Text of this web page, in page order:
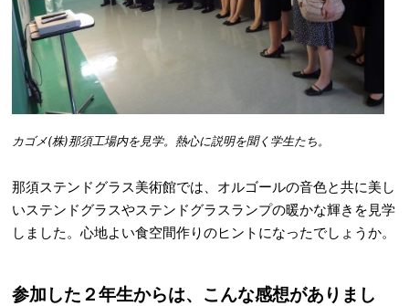
カゴメ(株)那須工場内を見学。熱心に説明を聞く学生たち。
那須ステンドグラス美術館では、オルゴールの音色と共に美し
いステンドグラスやステンドグラスランプの暖かな輝きを見学
しました。心地よい食空間作りのヒントになったでしょうか。
参加した２年生からは、こんな感想がありまし